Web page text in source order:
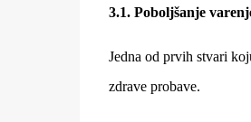
3.1. Poboljšanje
Jedna od prvih stvari
zdrave probave.